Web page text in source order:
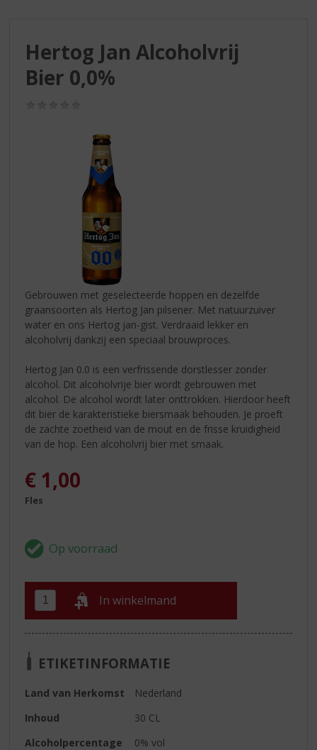
Hertog Jan Alcoholvrij
Bier 0,0%
Gebrouwen met geselecteerde hoppen en dezelfde
graansoorten als Hertog Jan pilsener. Met natuurzuiver
water en ons Hertog jan-gist. Verdraaid lekker en
alcoholvrij dankzij een speciaal brouwproces.
Hertog Jan 0.0 is een verfrissende dorstlesser zonder
alcohol. Dit alcoholvrije bier wordt gebrouwen met
alcohol. De alcohol wordt later onttrokken. Hierdoor heeft
dit bier de karakteristieke biersmaak behouden. Je proeft
de zachte zoetheid van de mout en de frisse kruidigheid
van de hop. Een alcoholvrij bier met smaak.
€ 1,00
Fles
In winkelmand
ETIKETINFORMATIE
Land van Herkomst
Nederland
Inhoud
30 CL
Alcoholpercentage
0% vol